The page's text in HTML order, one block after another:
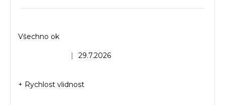
Hodnocení obchodu je 5 z 5 hvězdiček.
| 29.7.2026
Všechno ok
+ Rychlost vlidnost